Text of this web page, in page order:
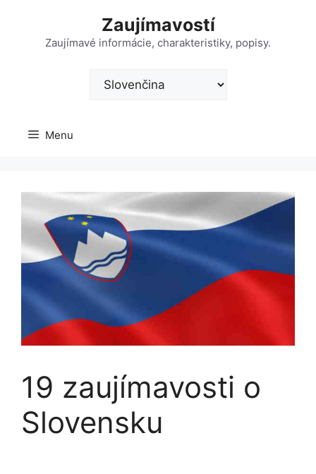
Zaujímavostí
Zaujímavé informácie, charakteristiky, popisy.
Vyberte
jazyk
Menu
19 zaujímavosti o
Slovensku